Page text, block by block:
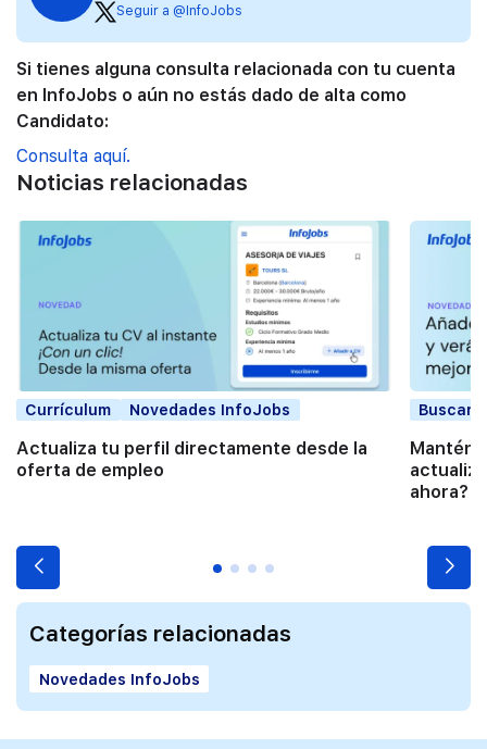
Seguir a @InfoJobs
Si tienes alguna consulta relacionada con tu cuenta
en InfoJobs o aún no estás dado de alta como
Candidato:
Consulta aquí.
Noticias relacionadas
Currículum Novedades InfoJobs
Actualiza tu perfil directamente desde la
oferta de empleo
Buscar
Mantén
ahora?
Categorías relacionadas
Novedades InfoJobs